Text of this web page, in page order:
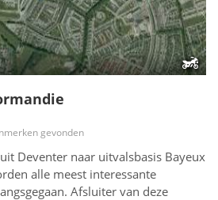
gevonden
Deventer naar uitvalsbasis Bayeux
alle meest interessante
Afsluiter van deze